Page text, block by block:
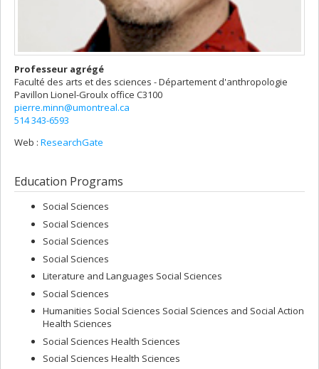
Professeur agrégé
Faculté des arts et des sciences - Département d'anthropologie
Pavillon Lionel-Groulx office C3100
pierre.minn@umontreal.ca
514 343-6593
Web : ResearchGate
Education Programs
Social Sciences
Social Sciences
Social Sciences
Social Sciences
Literature and Languages Social Sciences
Social Sciences
Humanities Social Sciences Social Sciences and Social Action
Health Sciences
Social Sciences Health Sciences
Social Sciences Health Sciences